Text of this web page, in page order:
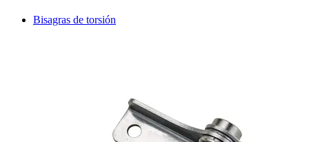
Bisagras de torsión